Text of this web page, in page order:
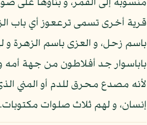
منسوبة إلى القمر، و بناؤها على
قرية أخرى تسمى ترععوز أي باب
باسم زحل، و العزى باسم الزهرة و
باباسوار جد أفلاطون من جهة أمه
لأنه مصدع محرق للدم أو المني
إنسان، و لهم ثلاث صلوات مكتوبات.